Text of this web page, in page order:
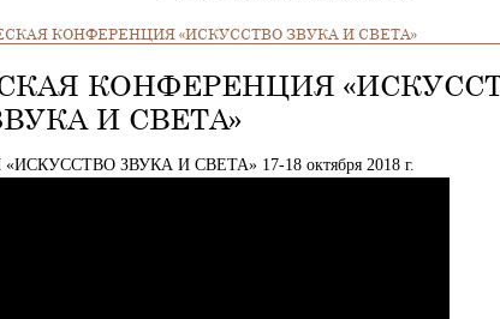
КОНФЕРЕНЦИЯ «ИСКУССТВО ЗВУКА И СВЕТА»
КОНФЕРЕНЦИЯ
И СВЕТА»
ЗВУКА И СВЕТА» 17-18 октября 2018 г.